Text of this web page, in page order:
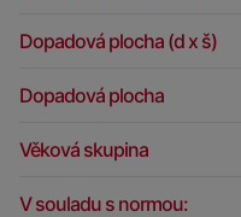
Dopadová plocha (d x š)
Dopadová plocha
Věková skupina
V souladu s normou: